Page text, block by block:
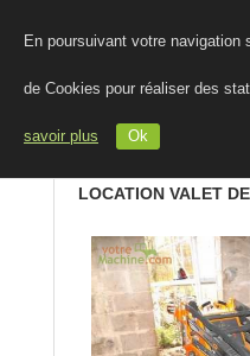
En poursuivant votre
de Cookies pour réaliser des
savoir plus Ok
LOCATION VALET